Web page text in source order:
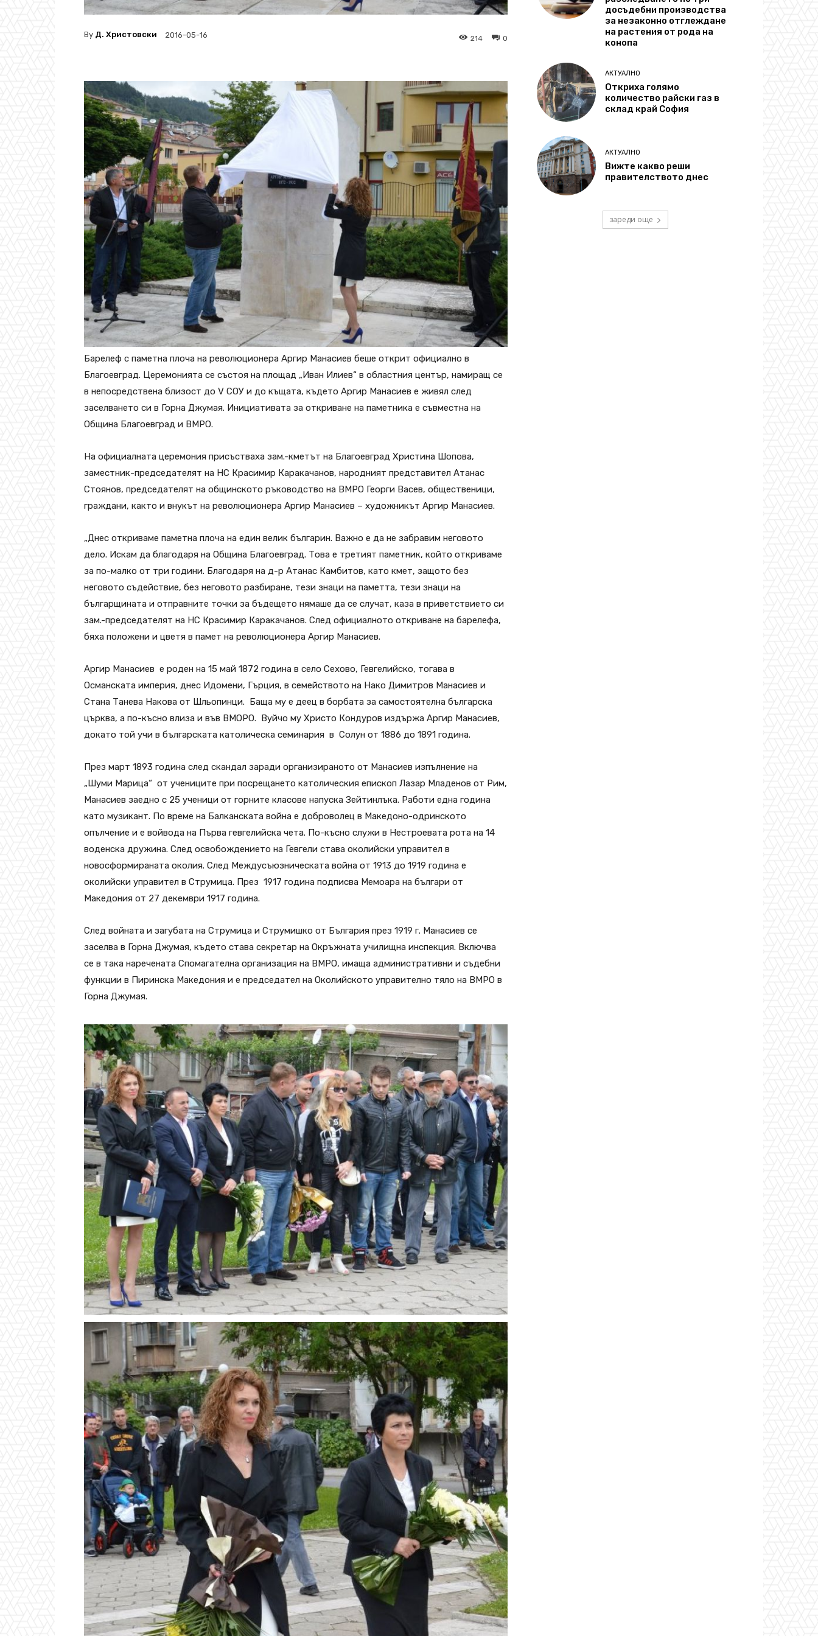
By Д. Христовски 2016-05-16 0
214
Барелеф с паметна плоча на революционера Аргир Манасиев беше открит официално в
Благоевград. Церемонията се състоя на площад „Иван Илиев“ в областния център, намиращ се
в непосредствена близост до V СОУ и до къщата, където Аргир Манасиев е живял след
заселването си в Горна Джумая. Инициативата за откриване на паметника е съвместна на
Община Благоевград и ВМРО.
На официалната церемония присъстваха зам.-кметът на Благоевград Христина Шопова,
заместник-председателят на НС Красимир Каракачанов, народният представител Атанас
Стоянов, председателят на общинското ръководство на ВМРО Георги Васев, общественици,
граждани, както и внукът на революционера Аргир Манасиев – художникът Аргир Манасиев.
„Днес откриваме паметна плоча на един велик българин. Важно е да не забравим неговото
дело. Искам да благодаря на Община Благоевград. Това е третият паметник, който откриваме
за по-малко от три години. Благодаря на д-р Атанас Камбитов, като кмет, защото без
неговото съдействие, без неговото разбиране, тези знаци на паметта, тези знаци на
българщината и отправните точки за бъдещето нямаше да се случат, каза в приветствието си
зам.-председателят на НС Красимир Каракачанов. След официалното откриване на барелефа,
бяха положени и цветя в памет на революционера Аргир Манасиев.
Аргир Манасиев е роден на 15 май 1872 година в село Сехово, Гевгелийско, тогава в
Османската империя, днес Идомени, Гърция, в семейството на Нако Димитров Манасиев и
Стана Танева Накова от Шльопинци. Баща му е деец в борбата за самостоятелна българска
църква, а по-късно влиза и във ВМОРО. Вуйчо му Христо Кондуров издържа Аргир Манасиев,
докато той учи в българската католическа семинария в Солун от 1886 до 1891 година.
През март 1893 година след скандал заради организираното от Манасиев изпълнение на
„Шуми Марица“ от учениците при посрещането католическия епископ Лазар Младенов от Рим,
Манасиев заедно с 25 ученици от горните класове напуска Зейтинлъка. Работи една година
като музикант. По време на Балканската война е доброволец в Македоно-одринското
опълчение и е войвода на Първа гевгелийска чета. По-късно служи в Нестроевата рота на 14
воденска дружина. След освобождението на Гевгели става околийски управител в
новосформираната околия. След Междусъюзническата война от 1913 до 1919 година е
околийски управител в Струмица. През 1917 година подписва Мемоара на българи от
Македония от 27 декември 1917 година.
След войната и загубата на Струмица и Струмишко от България през 1919 г. Манасиев се
заселва в Горна Джумая, където става секретар на Окръжната училищна инспекция. Включва
се в така наречената Спомагателна организация на ВМРО, имаща административни и съдебни
функции в Пиринска Македония и е председател на Околийското управително тяло на ВМРО в
Горна Джумая.
досъдебни производства
за незаконно отглеждане
на растения от рода на
конопа
АКТУАЛНО
Откриха голямо
количество райски газ в
склад край София
АКТУАЛНО
Вижте какво реши
правителството днес
зареди още